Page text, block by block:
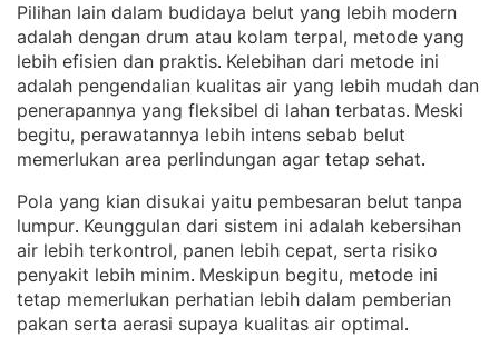
Pilihan lain dalam budidaya belut yang lebih modern
adalah dengan drum atau kolam terpal, metode yang
lebih efisien dan praktis. Kelebihan dari metode ini
adalah pengendalian kualitas air yang lebih mudah dan
penerapannya yang fleksibel di lahan terbatas. Meski
begitu, perawatannya lebih intens sebab belut
memerlukan area perlindungan agar tetap sehat.
Pola yang kian disukai yaitu pembesaran belut tanpa
lumpur. Keunggulan dari sistem ini adalah kebersihan
air lebih terkontrol, panen lebih cepat, serta risiko
penyakit lebih minim. Meskipun begitu, metode ini
tetap memerlukan perhatian lebih dalam pemberian
pakan serta aerasi supaya kualitas air optimal.